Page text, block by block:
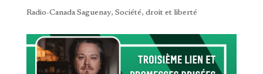
Radio-Canada Saguenay, Société, droit et liberté